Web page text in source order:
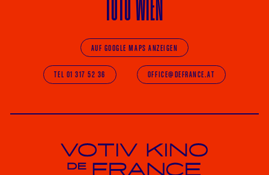
1010 WIEN
AUF GOOGLE MAPS ANZEIGEN
TEL 01 317 52 36 OFFICE@DEFRANCE.AT
Votiv Kino und Kino De France in Wien